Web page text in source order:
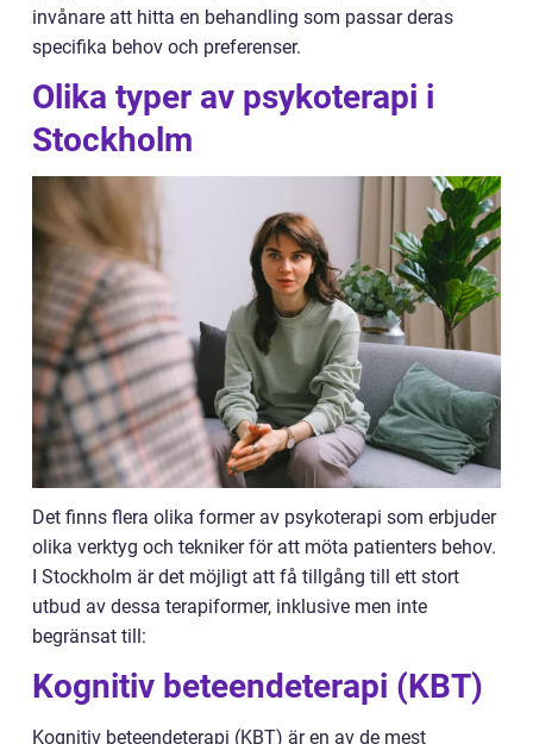
invånare att hitta en behandling som passar deras
specifika behov och preferenser.
Olika typer av psykoterapi i
Stockholm
Det finns flera olika former av psykoterapi som erbjuder
olika verktyg och tekniker för att möta patienters behov.
I Stockholm är det möjligt att få tillgång till ett stort
utbud av dessa terapiformer, inklusive men inte
begränsat till:
Kognitiv beteendeterapi (KBT)
Kognitiv beteendeterapi (KBT) är en av de mest